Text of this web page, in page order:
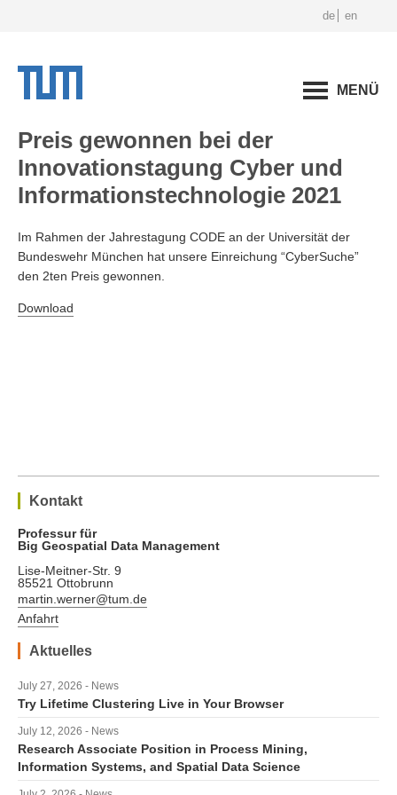
de en
MENÜ
Preis gewonnen bei der
Innovationstagung Cyber und
Informationstechnologie 2021
Im Rahmen der Jahrestagung CODE an der Universität der
Bundeswehr München hat unsere Einreichung “CyberSuche”
den 2ten Preis gewonnen.
Download
Kontakt
Professur für
Big Geospatial Data Management
Lise-Meitner-Str. 9
85521 Ottobrunn
martin.werner@tum.de
Anfahrt
Aktuelles
July 27, 2026 - News
Try Lifetime Clustering Live in Your Browser
July 12, 2026 - News
Research Associate Position in Process Mining,
Information Systems, and Spatial Data Science